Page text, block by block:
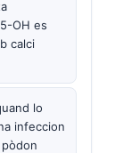
OH es
calci
lo
infeccion